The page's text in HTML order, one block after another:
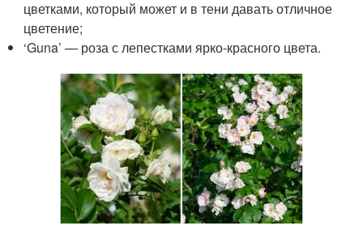
цветками, который может и в тени давать отличное
цветение;
‘Guna’ — роза с лепестками ярко-красного цвета.